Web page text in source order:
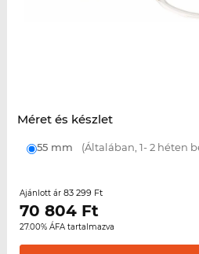
Méret és készlet
55 mm (Általában, 1- 2 héten
Ajánlott ár 83 299 Ft
70 804Ft
27.00% ÁFA tartalmazva